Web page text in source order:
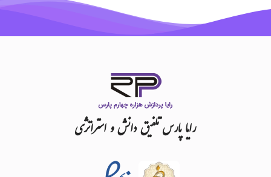
رایاپارستلفیقدانشواستراتژی